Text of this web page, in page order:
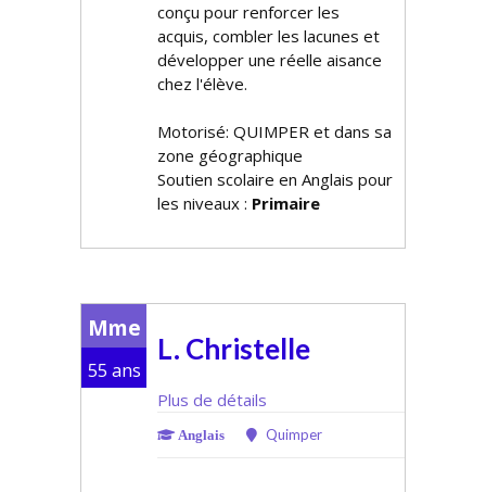
conçu pour renforcer les
acquis, combler les lacunes et
développer une réelle aisance
chez l'élève.
Motorisé: QUIMPER et dans sa
zone géographique
Soutien scolaire en Anglais pour
les niveaux : Primaire
Mme
55 ans
L. Christelle
Plus de détails
Anglais Quimper